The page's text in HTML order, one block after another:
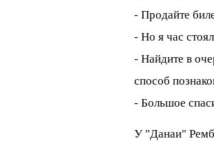
- Продайте
- Но я час
- Найдите в
способ
- Большое
У "Данаи"